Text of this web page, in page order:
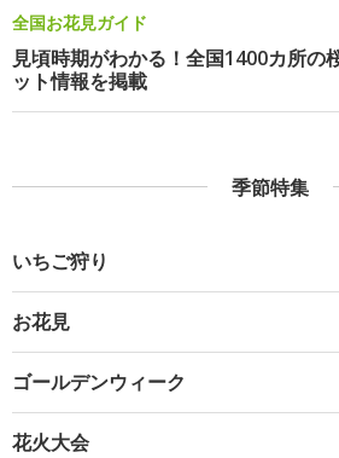
全国お花見ガイド
見頃時期がわかる！全国1400カ所の
ット情報を掲載
季節特集
いちご狩り
お花見
ゴールデンウィーク
花火大会